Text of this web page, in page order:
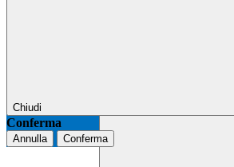
Chiudi
Conferma
Annulla Conferma